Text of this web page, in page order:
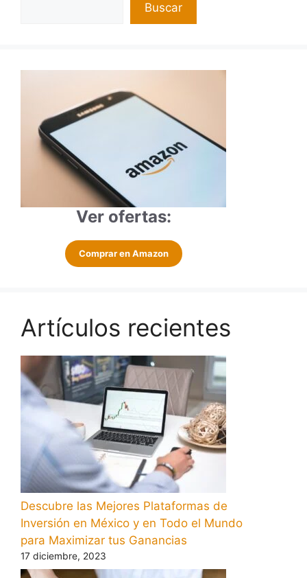
Buscar
Ver ofertas:
Comprar en Amazon
Artículos recientes
Descubre las Mejores Plataformas de
Inversión en México y en Todo el Mundo
para Maximizar tus Ganancias
17 diciembre, 2023